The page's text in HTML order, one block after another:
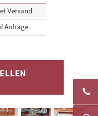
Versand
Anfrage